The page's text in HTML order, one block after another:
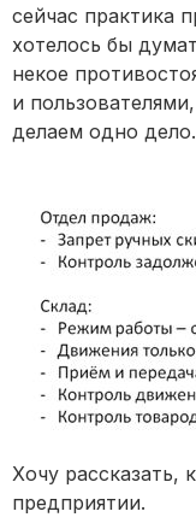
сейчас практика
хотелось бы
некое
и
делаем одно дело.
Хочу рассказать,
предприятии.